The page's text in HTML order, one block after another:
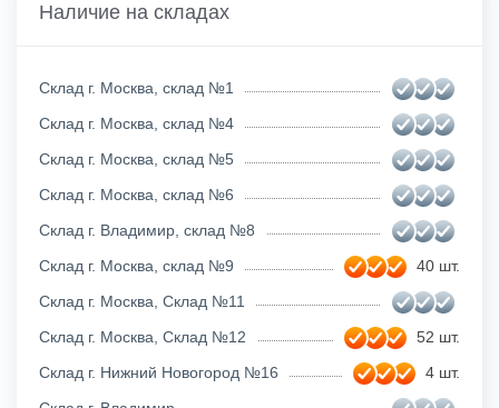
Наличие на складах
Склад г. Москва, склад №1
Склад г. Москва, склад №4
Склад г. Москва, склад №5
Склад г. Москва, склад №6
Склад г. Владимир, склад №8
Склад г. Москва, склад №9
40 шт.
Склад г. Москва, Склад №11
Склад г. Москва, Склад №12
52 шт.
Склад г. Нижний Новогород №16
4 шт.